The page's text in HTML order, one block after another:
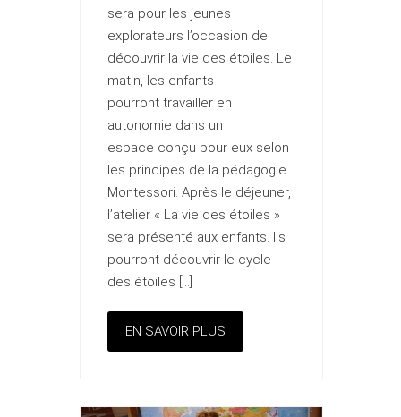
sera pour les jeunes
explorateurs l’occasion de
découvrir la vie des étoiles. Le
matin, les enfants
pourront travailler en
autonomie dans un
espace conçu pour eux selon
les principes de la pédagogie
Montessori. Après le déjeuner,
l’atelier « La vie des étoiles »
sera présenté aux enfants. Ils
pourront découvrir le cycle
des étoiles […]
EN SAVOIR PLUS